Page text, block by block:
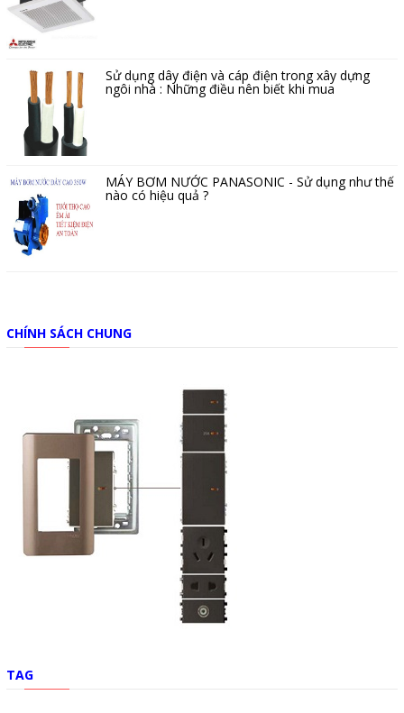
Sử dụng dây điện và cáp điện trong xây dựng
ngôi nhà : Những điều nên biết khi mua
MÁY BƠM NƯỚC PANASONIC - Sử dụng như thế
nào có hiệu quả ?
CHÍNH SÁCH CHUNG
TAG